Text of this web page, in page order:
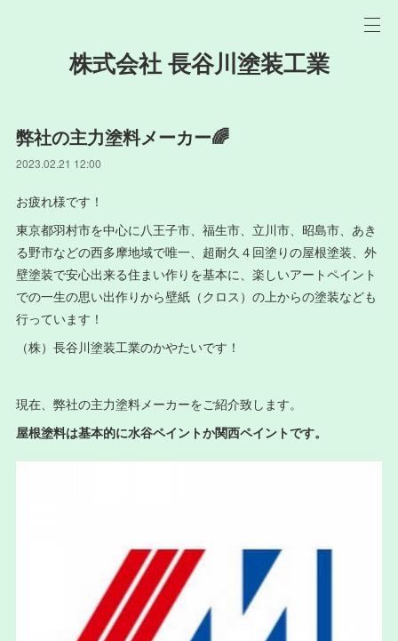
株式会社 長谷川塗装工業
弊社の主力塗料メーカー🌈
2023.02.21 12:00
お疲れ様です！
東京都羽村市を中心に八王子市、福生市、立川市、昭島市、あき
る野市などの西多摩地域で唯一、超耐久４回塗りの屋根塗装、外
壁塗装で安心出来る住まい作りを基本に、楽しいアートペイント
での一生の思い出作りから壁紙（クロス）の上からの塗装なども
行っています！
（株）長谷川塗装工業のかやたいです！
現在、弊社の主力塗料メーカーをご紹介致します。
屋根塗料は基本的に水谷ペイントか関西ペイントです。